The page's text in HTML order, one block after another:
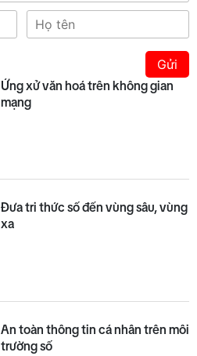
Gửi
Ứng xử văn hoá trên không gian
mạng
Đưa tri thức số đến vùng sâu, vùng
xa
An toàn thông tin cá nhân trên môi
trường số